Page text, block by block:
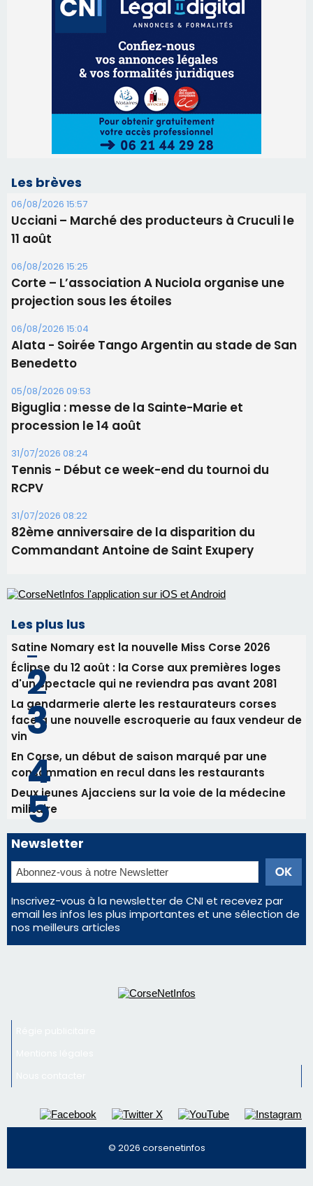
Les brèves
06/08/2026 15:57
Ucciani – Marché des producteurs à Cruculi le
11 août
06/08/2026 15:25
Corte – L’association A Nuciola organise une
projection sous les étoiles
06/08/2026 15:04
Alata - Soirée Tango Argentin au stade de San
Benedetto
05/08/2026 09:53
Biguglia : messe de la Sainte-Marie et
procession le 14 août
31/07/2026 08:24
Tennis - Début ce week-end du tournoi du
RCPV
31/07/2026 08:22
82ème anniversaire de la disparition du
Commandant Antoine de Saint Exupery
Les plus lus
Satine Nomary est la nouvelle Miss Corse 2026
Éclipse du 12 août : la Corse aux premières loges
d'un spectacle qui ne reviendra pas avant 2081
La gendarmerie alerte les restaurateurs corses
face à une nouvelle escroquerie au faux vendeur de
vin
En Corse, un début de saison marqué par une
consommation en recul dans les restaurants
Deux jeunes Ajacciens sur la voie de la médecine
militaire
Newsletter
Inscrivez-vous à la newsletter de CNI et recevez par
email les infos les plus importantes et une sélection de
nos meilleurs articles
© 2026 corsenetinfos